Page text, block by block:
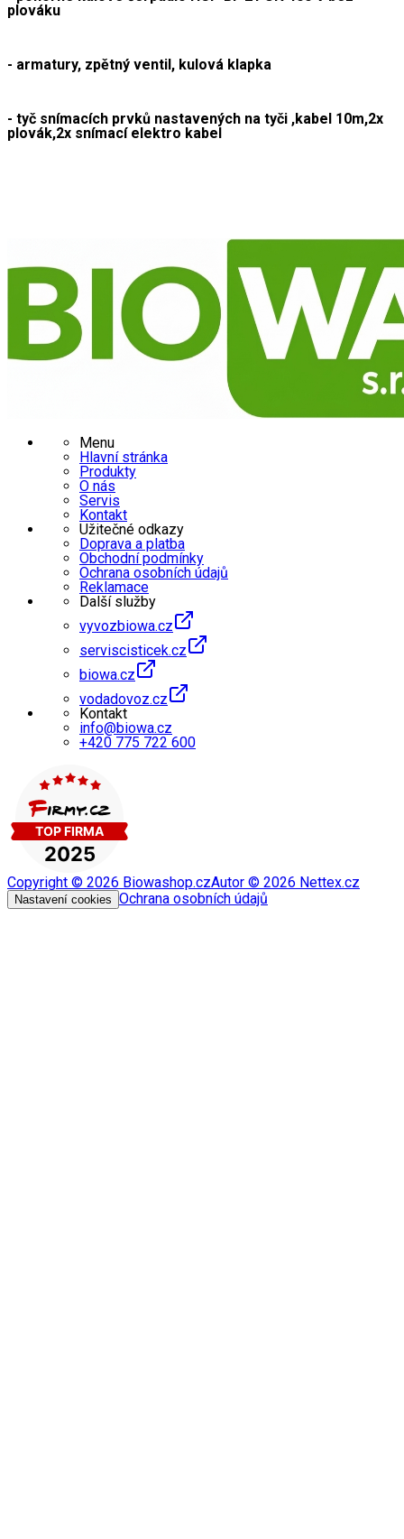
plováku
- armatury, zpětný ventil, kulová klapka
- tyč snímacích prvků nastavených na tyči ,kabel 10m,2x
plovák,2x snímací elektro kabel
Menu
Hlavní stránka
Produkty
O nás
Servis
Kontakt
Užitečné odkazy
Doprava a platba
Obchodní podmínky
Ochrana osobních údajů
Reklamace
Další služby
vyvozbiowa.cz
serviscisticek.cz
biowa.cz
vodadovoz.cz
Kontakt
info@biowa.cz
+420 775 722 600
Copyright © 2026 Biowashop.czAutor © 2026 Nettex.cz
Nastavení cookies Ochrana osobních údajů